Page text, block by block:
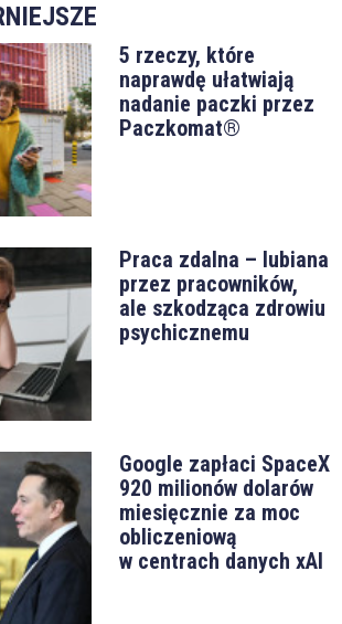
5 rzeczy, które
naprawdę ułatwiają
nadanie paczki przez
Paczkomat®
Praca zdalna – lubiana
przez pracowników,
ale szkodząca zdrowiu
psychicznemu
Google zapłaci SpaceX
920 milionów dolarów
miesięcznie za moc
obliczeniową
w centrach danych xAI